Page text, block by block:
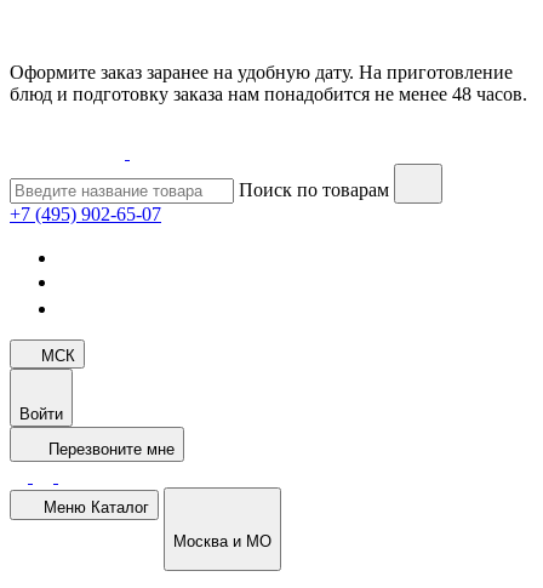
Оформите заказ заранее на удобную дату. На приготовление
блюд и подготовку заказа нам понадобится не менее 48 часов.
Поиск по товарам
+7 (495) 902-65-07
МСК
Войти
Перезвоните мне
Меню Каталог
Москва и МО